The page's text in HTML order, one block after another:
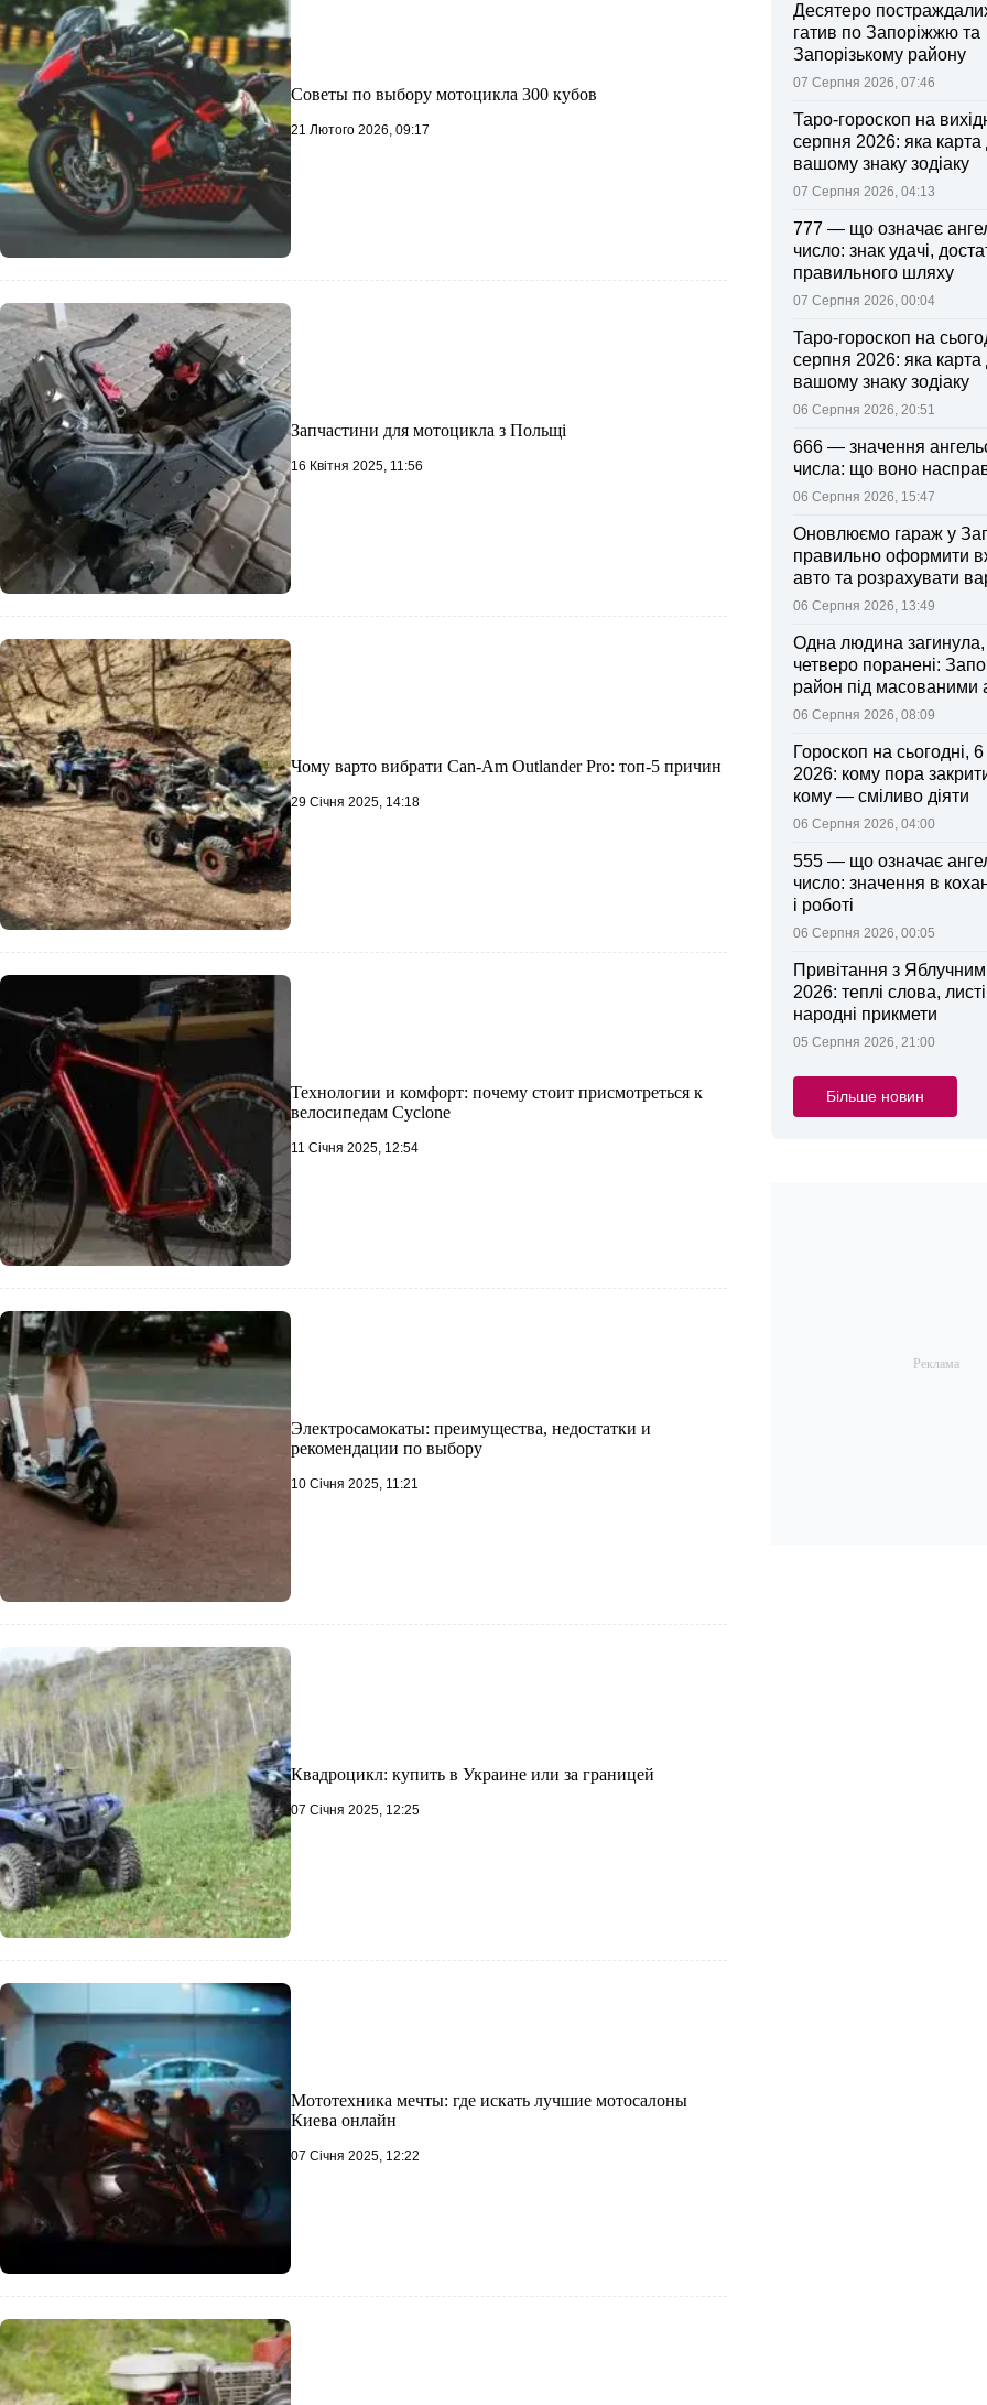
Советы по выбору мотоцикла 300 кубов
21 Лютого 2026, 09:17
Запчастини для мотоцикла з Польщі
16 Квітня 2025, 11:56
Чому варто вибрати Can-Am Outlander Pro: топ-5 причин
29 Січня 2025, 14:18
Технологии и комфорт: почему стоит присмотреться к
велосипедам Cyclone
11 Січня 2025, 12:54
Электросамокаты: преимущества, недостатки и
рекомендации по выбору
10 Січня 2025, 11:21
Квадроцикл: купить в Украине или за границей
07 Січня 2025, 12:25
Мототехника мечты: где искать лучшие мотосалоны
Киева онлайн
07 Січня 2025, 12:22
Десятеро
гатив по Запоріжжю та
Запорізькому району
07 Серпня 2026, 07:46
Таро-гороскоп на
серпня 2026: яка
вашому знаку зодіаку
07 Серпня 2026, 04:13
777 — що означає
число: знак удачі,
правильного шляху
07 Серпня 2026, 00:04
Таро-гороскоп на
серпня 2026: яка
вашому знаку зодіаку
06 Серпня 2026, 20:51
666 — значення
числа: що воно
06 Серпня 2026, 15:47
Оновлюємо гараж у
правильно оформити
авто та розрахувати
поліса
06 Серпня 2026, 13:49
Одна людина
четверо поранені:
район під масованими
06 Серпня 2026, 08:09
Гороскоп на сьогодні,
2026: кому пора
кому — сміливо діяти
06 Серпня 2026, 04:00
555 — що означає
число: значення в
і роботі
06 Серпня 2026, 00:05
Привітання з
2026: теплі слова,
народні прикмети
05 Серпня 2026, 21:00
Більше новин